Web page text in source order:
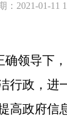
：2021-01-11
领导下
行政，
政府